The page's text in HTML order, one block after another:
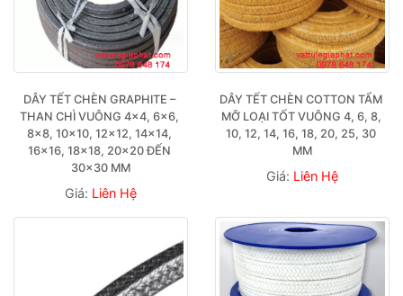
DÂY TẾT CHÈN GRAPHITE –
THAN CHÌ VUÔNG 4×4, 6×6,
8×8, 10×10, 12×12, 14×14,
16×16, 18×18, 20×20 ĐẾN
30×30 MM
Giá: Liên Hệ
DÂY TẾT CHÈN COTTON TẨM
MỠ LOẠI TỐT VUÔNG 4, 6, 8,
10, 12, 14, 16, 18, 20, 25, 30
MM
Giá: Liên Hệ